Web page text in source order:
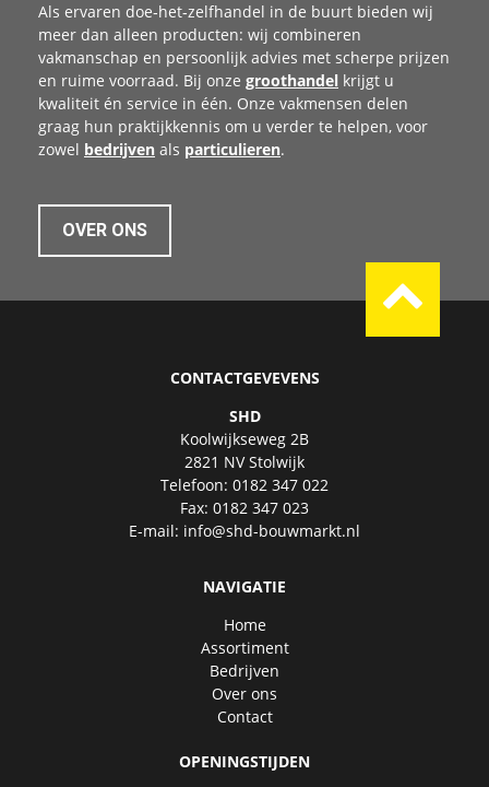
Als ervaren doe‑het‑zelfhandel in de buurt bieden wij
meer dan alleen producten: wij combineren
vakmanschap en persoonlijk advies met scherpe prijzen
en ruime voorraad. Bij onze groothandel krijgt u
kwaliteit én service in één. Onze vakmensen delen
graag hun praktijkkennis om u verder te helpen, voor
zowel bedrijven als particulieren.
OVER ONS
CONTACTGEVEVENS
SHD
Koolwijkseweg 2B
2821 NV Stolwijk
Telefoon: 0182 347 022
Fax: 0182 347 023
E-mail: info@shd-bouwmarkt.nl
NAVIGATIE
Home
Assortiment
Bedrijven
Over ons
Contact
OPENINGSTIJDEN